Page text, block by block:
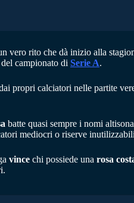
vero rito che dà inizio alla
campionato di Serie A.
propri calciatori nelle partite
batte quasi sempre i nomi
mediocri o riserve
vince chi possiede una rosa